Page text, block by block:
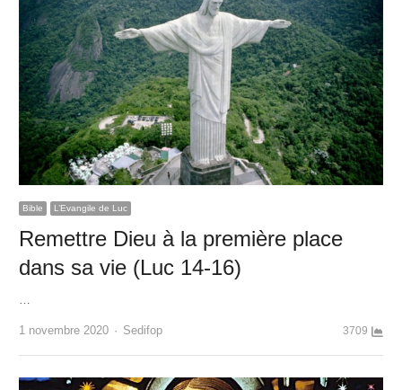
Bible L’Evangile de Luc
Remettre Dieu à la première place
dans sa vie (Luc 14-16)
…
1 novembre 2020 Author
Sedifop 3709